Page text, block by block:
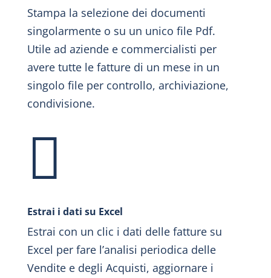
Stampa la selezione dei documenti
singolarmente o su un unico file Pdf.
Utile ad aziende e commercialisti per
avere tutte le fatture di un mese in un
singolo file per controllo, archiviazione,
condivisione.

Estrai i dati su Excel
Estrai con un clic i dati delle fatture su
Excel per fare l’analisi periodica delle
Vendite e degli Acquisti, aggiornare i